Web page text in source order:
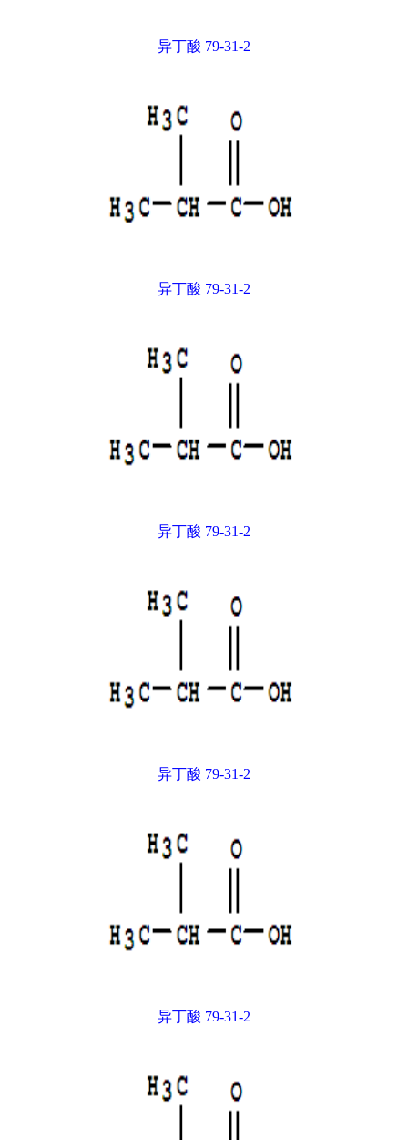
异丁酸 79-31-2
异丁酸 79-31-2
异丁酸 79-31-2
异丁酸 79-31-2
异丁酸 79-31-2